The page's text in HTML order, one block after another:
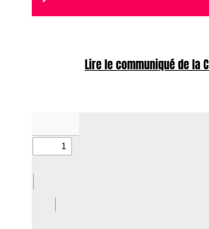
Lire le communiqué de la